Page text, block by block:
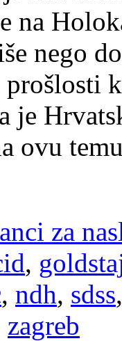
na
nego
je
ovu
za
,
, ndh, sdss
zagreb